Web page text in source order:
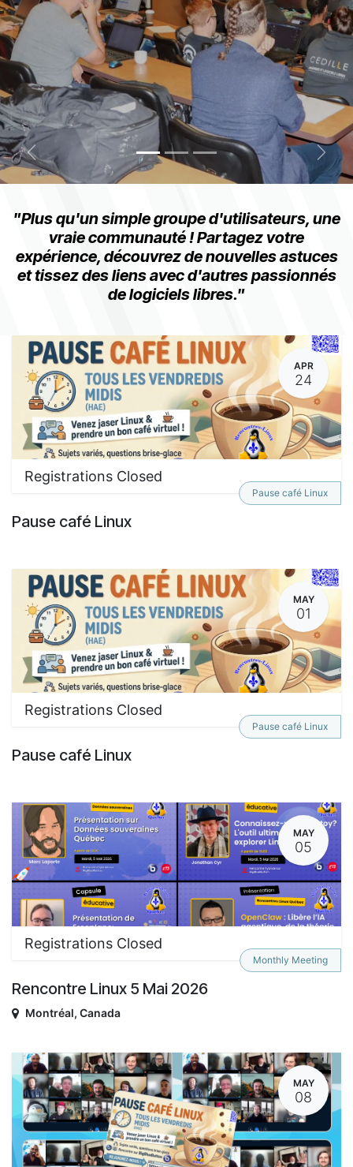
Précédent
"Plus qu'un simple groupe d'utilisateurs, une
vraie communauté ! Partagez votre
expérience, découvrez de nouvelles astuces
et tissez des liens avec d'autres passionnés
de logiciels libres."
APR
24
Registrations Closed
Pause café Linux
Pause café Linux
MAY
01
Registrations Closed
Pause café Linux
Pause café Linux
MAY
05
Registrations Closed
Rencontre Linux 5 Mai 2026
Monthly Meeting
Montréal, Canada
MAY
08